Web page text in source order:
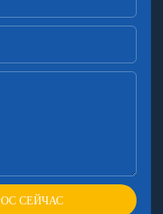
СЕЙЧАС